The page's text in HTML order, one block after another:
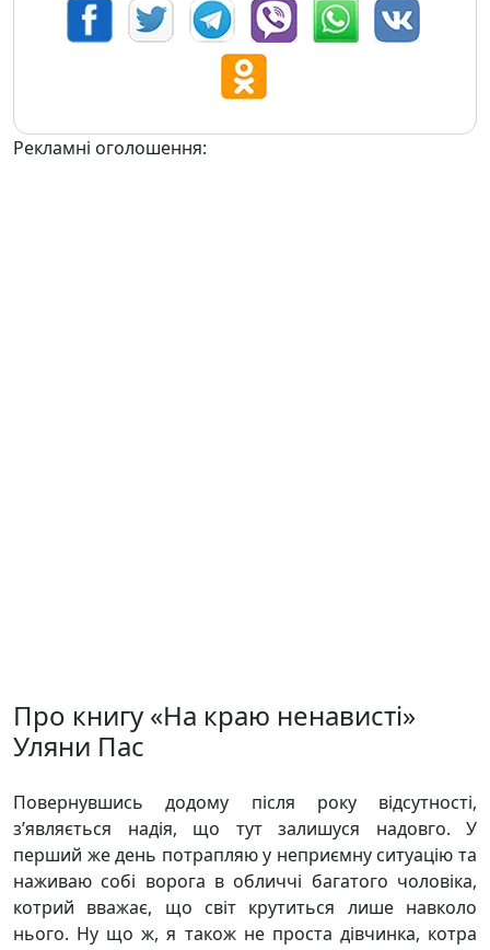
Рекламні оголошення:
Про книгу «На краю ненависті»
Уляни Пас
Повернувшись додому після року відсутності,
з’являється надія, що тут залишуся надовго. У
перший же день потрапляю у неприємну ситуацію та
наживаю собі ворога в обличчі багатого чоловіка,
котрий вважає, що світ крутиться лише навколо
нього. Ну що ж, я також не проста дівчинка, котра